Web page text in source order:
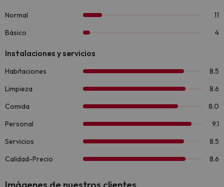
Imágenes de nuestros clientes